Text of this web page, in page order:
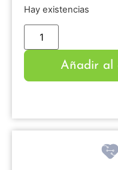
Hay existencias
Añadir al